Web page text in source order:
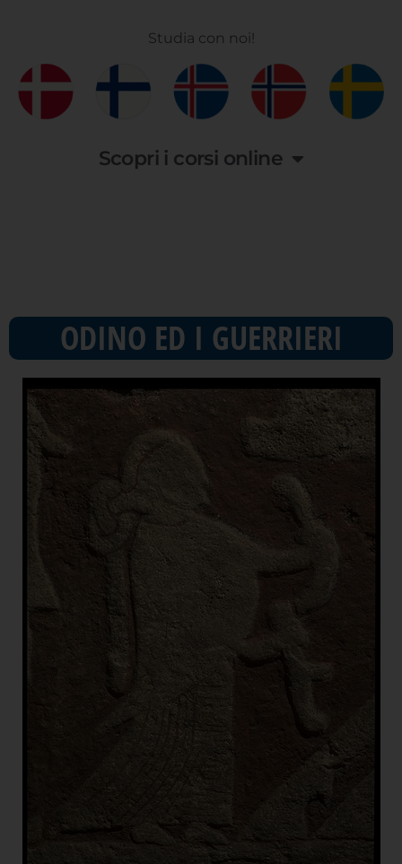
Studia con noi!
Scopri i corsi online
ODINO ED I GUERRIERI